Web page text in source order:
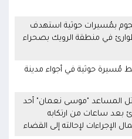
بمُسيرات حوثية استهدف
في منطقة الرويك بصحراء
مُسيرة حوثية في أجواء مدينة
المساعد "موسى نعمان" أحد
بعد ساعات من ارتكابه
الإجراءات لإحالته إلى القضاء